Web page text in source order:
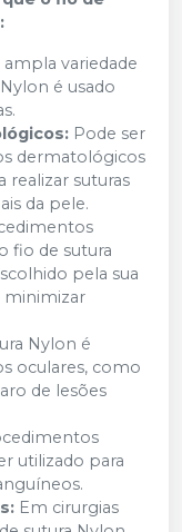
variedade
é usado
Pode ser
dermatológicos
realizar suturas
da pele.
fio de sutura
pela sua
minimizar
Nylon é
oculares, como
de lesões
utilizado para
Em cirurgias